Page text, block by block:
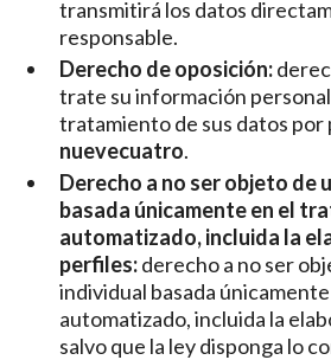
transmitirá los datos
responsable.
Derecho de oposición:
trate su información personal
tratamiento de sus datos por
nuevecuatro.
Derecho a no ser objeto de
basada únicamente en el
automatizado, incluida la
perfiles:derecho a no ser
individual basada
automatizado, incluida la
salvo que la ley disponga lo